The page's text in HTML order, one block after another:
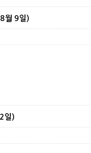
월 9일)
일)